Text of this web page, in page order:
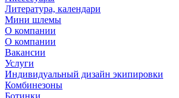
Литература, календари
Мини шлемы
О компании
О компании
Вакансии
Услуги
Индивидуальный дизайн экипировки
Комбинезоны
Ботинки